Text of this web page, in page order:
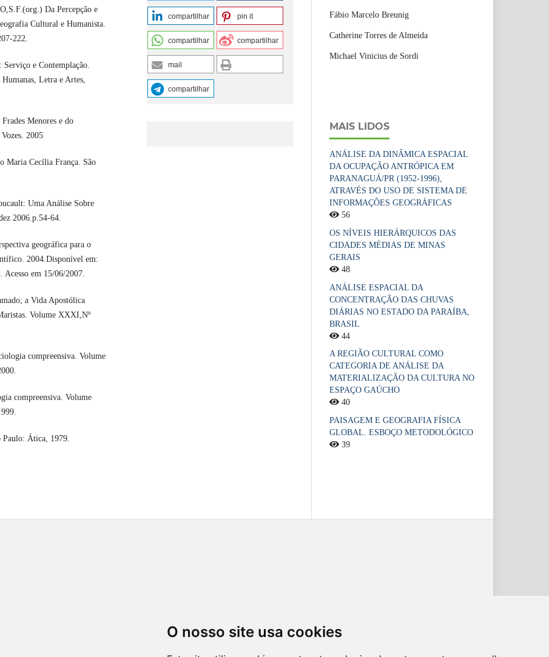
O nosso site usa cookies
Da Percepção e
Cultural e Humanista.
222.
e Contemplação.
Letra e Artes,
Menores e do
2005
Maria Cecília França. São
Uma Análise Sobre
2006.p.54-64.
geográfica para o
2004.Disponível em:
. Acesso em 15/06/2007.
a Vida Apostólica
Volume XXXI,Nº
compreensiva. Volume
compreensiva. Volume
Paulo: Ática, 1979.
compartilhar pin it
compartilhar compartilhar
mail
compartilhar
Fábio Marcelo Breunig
Catherine Torres de Almeida
Michael Vinicius de Sordi
MAIS LIDOS
ANÁLISE DA DINÂMICA ESPACIAL
DA OCUPAÇÃO ANTRÓPICA EM
PARANAGUÁ/PR (1952-1996),
ATRAVÉS DO USO DE SISTEMA DE
INFORMAÇÕES GEOGRÁFICAS
56
OS NÍVEIS HIERÁRQUICOS DAS
CIDADES MÉDIAS DE MINAS
GERAIS
48
ANÁLISE ESPACIAL DA
CONCENTRAÇÃO DAS CHUVAS
DIÁRIAS NO ESTADO DA PARAÍBA,
BRASIL
44
A REGIÃO CULTURAL COMO
CATEGORIA DE ANÁLISE DA
MATERIALIZAÇÃO DA CULTURA NO
ESPAÇO GAÚCHO
40
PAISAGEM E GEOGRAFIA FÍSICA
GLOBAL. ESBOÇO METODOLÓGICO
39